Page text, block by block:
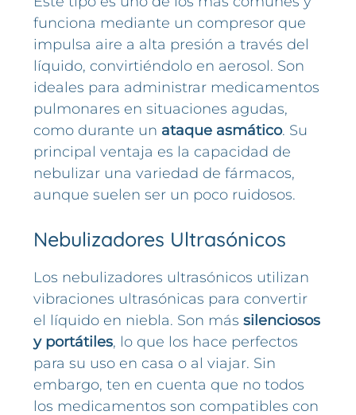
funciona mediante un compresor que
impulsa aire a alta presión a través del
líquido, convirtiéndolo en aerosol. Son
ideales para administrar medicamentos
pulmonares en situaciones agudas,
como durante un ataque asmático. Su
principal ventaja es la capacidad de
nebulizar una variedad de fármacos,
aunque suelen ser un poco ruidosos.
Nebulizadores Ultrasónicos
Los nebulizadores ultrasónicos utilizan
vibraciones ultrasónicas para convertir
el líquido en niebla. Son mássilenciosos
y portátiles, lo que los hace perfectos
para su uso en casa o al viajar. Sin
embargo, ten en cuenta que no todos
los medicamentos son compatibles con